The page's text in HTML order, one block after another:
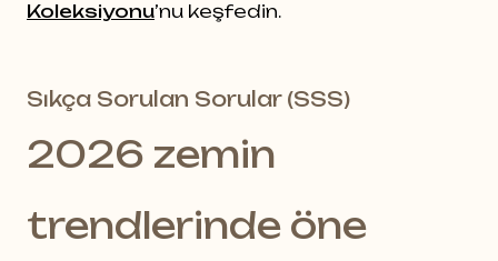
Koleksiyonu’nu keşfedin.
Sıkça Sorulan Sorular (SSS)
2026 zemin
trendlerinde öne